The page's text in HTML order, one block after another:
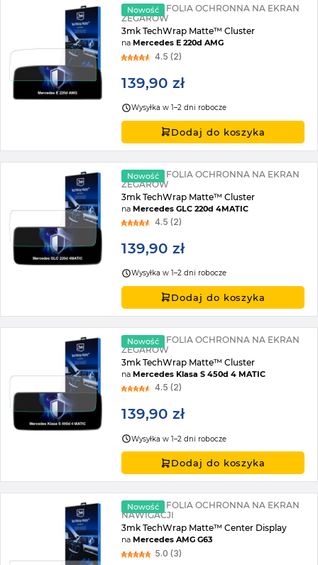
Nowość
MATOWA FOLIA OCHRONNA NA EKRAN
ZEGARÓW
3mk TechWrap Matte™ Cluster
naMercedes E 220d AMG
4.5 (2)
139,90 zł
Wysyłka w 1–2 dni robocze
Dodaj do koszyka
Nowość
MATOWA FOLIA OCHRONNA NA EKRAN
ZEGARÓW
3mk TechWrap Matte™ Cluster
naMercedes GLC 220d 4MATIC
4.5 (2)
139,90 zł
Wysyłka w 1–2 dni robocze
Dodaj do koszyka
Nowość
MATOWA FOLIA OCHRONNA NA EKRAN
ZEGARÓW
3mk TechWrap Matte™ Cluster
naMercedes Klasa S 450d 4 MATIC
4.5 (2)
139,90 zł
Wysyłka w 1–2 dni robocze
Dodaj do koszyka
Nowość
MATOWA FOLIA OCHRONNA NA EKRAN
NAWIGACJI
3mk TechWrap Matte™ Center Display
naMercedes AMG G63
5.0 (3)